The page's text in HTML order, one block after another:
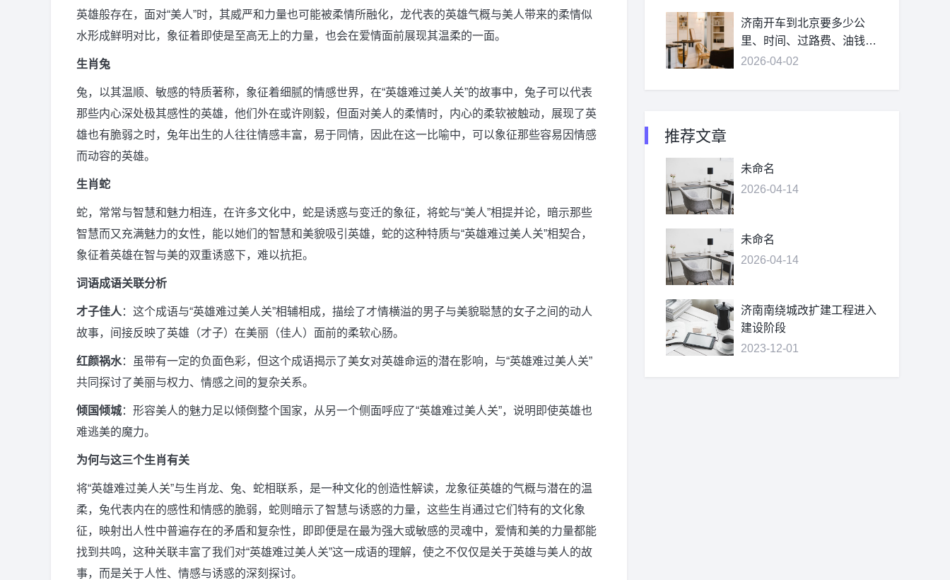
英雄般存在，面对“美人”时，其威严和力量也可能被柔情所融化，龙代表的英雄气概与美人带来的柔情似
水形成鲜明对比，象征着即使是至高无上的力量，也会在爱情面前展现其温柔的一面。
生肖兔
兔，以其温顺、敏感的特质著称，象征着细腻的情感世界，在“英雄难过美人关”的故事中，兔子可以代表
那些内心深处极其感性的英雄，他们外在或许刚毅，但面对美人的柔情时，内心的柔软被触动，展现了英
雄也有脆弱之时，兔年出生的人往往情感丰富，易于同情，因此在这一比喻中，可以象征那些容易因情感
而动容的英雄。
生肖蛇
蛇，常常与智慧和魅力相连，在许多文化中，蛇是诱惑与变迁的象征，将蛇与“美人”相提并论，暗示那些
智慧而又充满魅力的女性，能以她们的智慧和美貌吸引英雄，蛇的这种特质与“英雄难过美人关”相契合，
象征着英雄在智与美的双重诱惑下，难以抗拒。
词语成语关联分析
才子佳人 ：这个成语与“英雄难过美人关”相辅相成，描绘了才情横溢的男子与美貌聪慧的女子之间的动人
故事，间接反映了英雄（才子）在美丽（佳人）面前的柔软心肠。
红颜祸水：虽带有一定的负面色彩，但这个成语揭示了美女对英雄命运的潜在影响，与“英雄难过美人关”
共同探讨了美丽与权力、情感之间的复杂关系。
倾国倾城：形容美人的魅力足以倾倒整个国家，从另一个侧面呼应了“英雄难过美人关”，说明即使英雄也
难逃美的魔力。
为何与这三个生肖有关
将“英雄难过美人关”与生肖龙、兔、蛇相联系，是一种文化的创造性解读，龙象征英雄的气概与潜在的温
柔，兔代表内在的感性和情感的脆弱，蛇则暗示了智慧与诱惑的力量，这些生肖通过它们特有的文化象
征，映射出人性中普遍存在的矛盾和复杂性，即即便是在最为强大或敏感的灵魂中，爱情和美的力量都能
找到共鸣，这种关联丰富了我们对“英雄难过美人关”这一成语的理解，使之不仅仅是关于英雄与美人的故
事，而是关于人性、情感与诱惑的深刻探讨。
济南开车到北京要多少公
里、时间、过路费、油钱？
济南到北京多少公里？
2026-04-02
推荐文章
未命名
2026-04-14
未命名
2026-04-14
济南南绕城改扩建工程进入
建设阶段
2023-12-01